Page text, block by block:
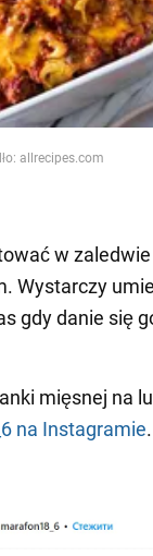
allrecipes.com
w
Wystarczy
gdy danie się
mięsnej na
na Instagramie